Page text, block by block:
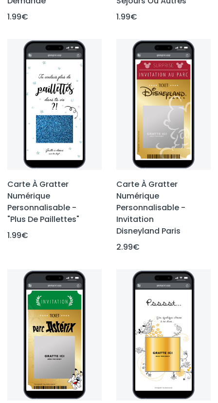
1.99€
1.99€
Carte À Gratter
Numérique
Personnalisable -
"Plus De Paillettes"
1.99€
Carte À Gratter
Numérique
Personnalisable -
Invitation
Disneyland Paris
2.99€